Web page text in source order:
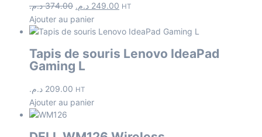
374.00 د.م. 249.00 د.م. HT
Ajouter au panier
Tapis de souris Lenovo IdeaPad
Gaming L
209.00 د.م. HT
Ajouter au panier